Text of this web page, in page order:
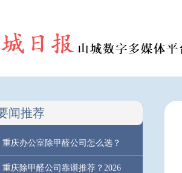
闻推荐
重庆办公室除甲醛公司怎么选？
重庆除甲醛公司靠谱推荐？2026